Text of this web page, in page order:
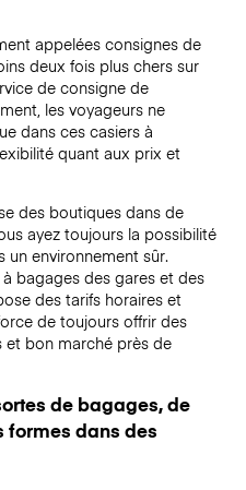
appelées consignes de
deux fois plus chers sur
de consigne de
les voyageurs ne
dans ces casiers à
quant aux prix et
des boutiques dans de
ayez toujours la possibilité
environnement sûr.
bagages des gares et des
des tarifs horaires et
de toujours offrir des
et bon marché près de
de bagages, de
formes dans des